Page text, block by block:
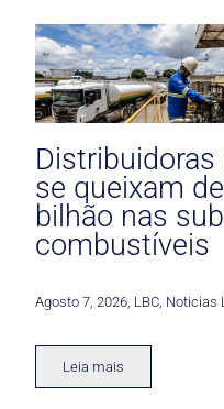
Distribuidoras
se queixam
bilhão nas
combustíveis
Agosto 7, 2026 LBC Noticias
Leia mais